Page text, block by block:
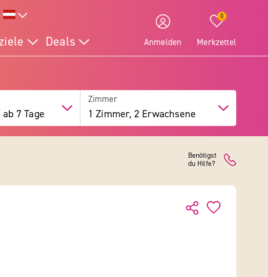
Deals Anmelden
0
Merkzettel
ab 7 Tage
Zimmer
1 Zimmer, 2 Erwachsene
Benötigst
du Hilfe?